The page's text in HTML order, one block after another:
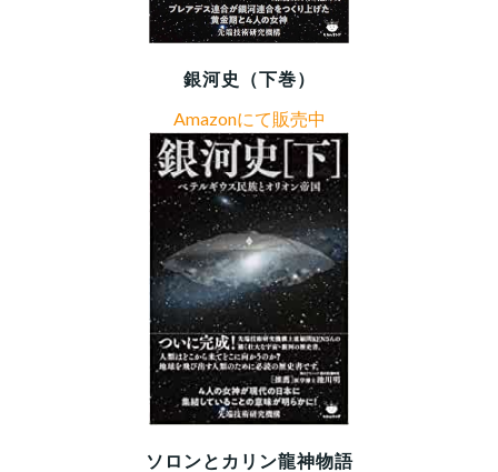
銀河史（下巻）
Amazonにて販売中
ソロンとカリン龍神物語